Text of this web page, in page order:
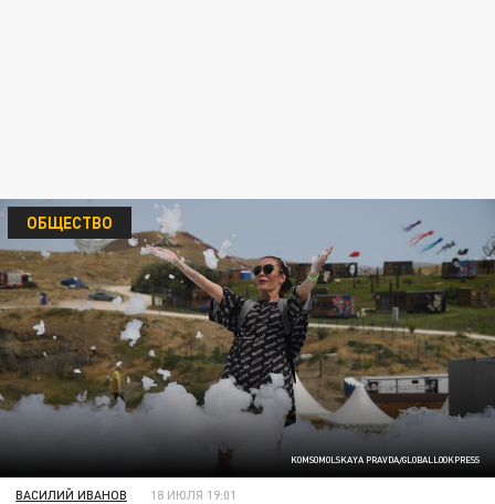
KOMSOMOLSKAYA PRAVDA/GLOBALLOOKPRESS
ОБЩЕСТВО
ВАСИЛИЙ ИВАНОВ 18 ИЮЛЯ 19:01